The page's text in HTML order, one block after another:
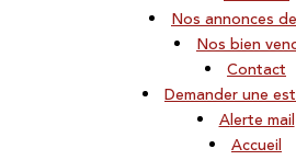
nos annonces
nos bien
contact
demander une
alerte mail
accueil